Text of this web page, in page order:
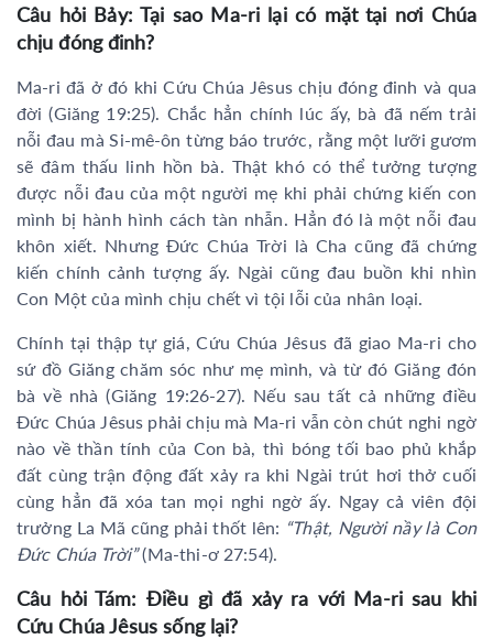
Câu hỏi Bảy: Tại sao Ma-ri lại có mặt tại nơi Chúa
chịu đóng đinh?
Ma-ri đã ở đó khi Cứu Chúa Jêsus chịu đóng đinh và qua
đời (Giăng 19:25). Chắc hẳn chính lúc ấy, bà đã nếm trải
nỗi đau mà Si-mê-ôn từng báo trước, rằng một lưỡi gươm
sẽ đâm thấu linh hồn bà. Thật khó có thể tưởng tượng
được nỗi đau của một người mẹ khi phải chứng kiến con
mình bị hành hình cách tàn nhẫn. Hẳn đó là một nỗi đau
khôn xiết. Nhưng Đức Chúa Trời là Cha cũng đã chứng
kiến chính cảnh tượng ấy. Ngài cũng đau buồn khi nhìn
Con Một của mình chịu chết vì tội lỗi của nhân loại.
Chính tại thập tự giá, Cứu Chúa Jêsus đã giao Ma-ri cho
sứ đồ Giăng chăm sóc như mẹ mình, và từ đó Giăng đón
bà về nhà (Giăng 19:26-27). Nếu sau tất cả những điều
Đức Chúa Jêsus phải chịu mà Ma-ri vẫn còn chút nghi ngờ
nào về thần tính của Con bà, thì bóng tối bao phủ khắp
đất cùng trận động đất xảy ra khi Ngài trút hơi thở cuối
cùng hẳn đã xóa tan mọi nghi ngờ ấy. Ngay cả viên đội
trưởng La Mã cũng phải thốt lên: “Thật, Người nầy là Con
Đức Chúa Trời”(Ma-thi-ơ 27:54).
Câu hỏi Tám: Điều gì đã xảy ra với Ma-ri sau khi
Cứu Chúa Jêsus sống lại?